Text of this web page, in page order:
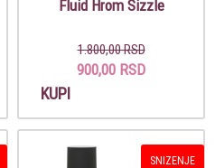
Fluid Hrom Sizzle
1.800,00 RSD
900,00 RSD
KUPI
SNIZENJE